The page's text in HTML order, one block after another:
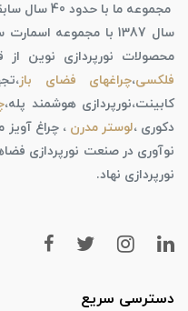
مجموعه ما
سال 1387 با مجموعه
محصولات نورپردازی نوین
فلکسی،چراغهای فضای باز
کابینت،نورپردازی هوشمند پله،
دکوری ،لوستر مدرن ، چراغ آویز
نوآوری در صنعت نورپردازی
نورپردازی نهاد.
دسترسی سریع